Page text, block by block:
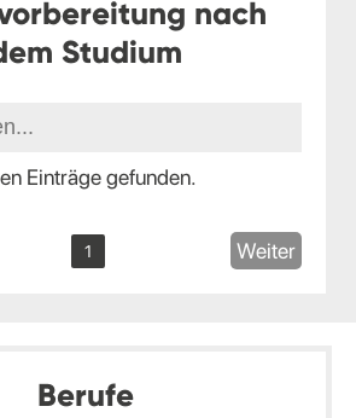
nach
Studium
Einträge gefunden.
1 Weiter
Berufe